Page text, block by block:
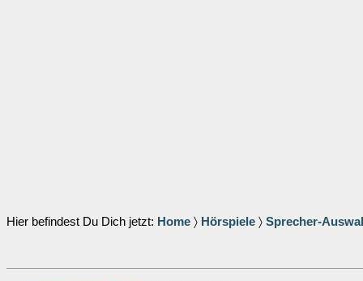
Hier befindest Du Dich jetzt: Home 〉 Hörspiele 〉 Sprecher-